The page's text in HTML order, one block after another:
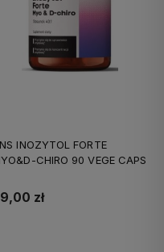
INOZYTOL FORTE
CHIRO 90 VEGE CAPS
zł